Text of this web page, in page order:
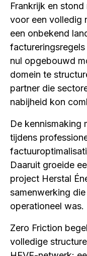
Frankrijk en
voor een volledig
een onbekend
nul opgebouwd
domein te
partner die
nabijheid kon
De kennismaking
tijdens
Daaruit groeide
project Herstal
samenwerking
operationeel was.
Zero Friction
volledige